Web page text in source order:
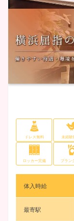
ドレス無料 未経験
ロッカー完備 ブラン
体入時給
最寄駅